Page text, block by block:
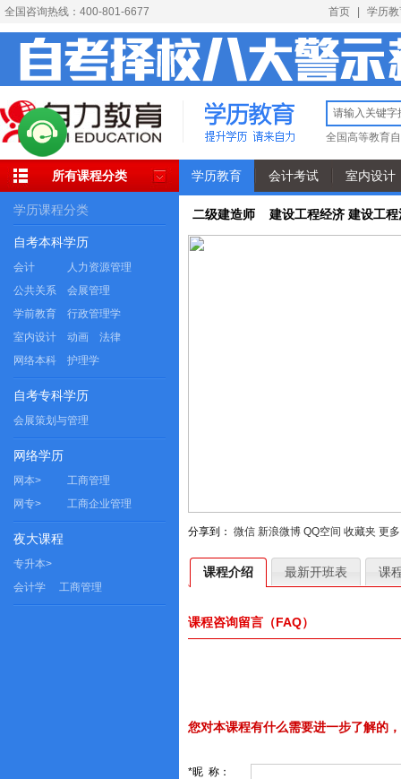
全国咨询热线：400-801-6677 首页 学历
全国高等教育
所有课程分类 学历教育 会计考试 室内设计
学历课程分类
自考本科学历
会计
人力资源管理
公共关系
会展管理
学前教育
行政管理学
室内设计
动画
法律
网络本科
护理学
自考专科学历
会展策划与管理
网络学历
网本>
工商管理
网专>
工商企业管理
夜大课程
专升本>
会计学
工商管理
二级建造师 建设工程经济 建设工程
分享到： 微信 新浪微博 QQ空间 收藏夹 更多
课程介绍 最新开班表 课
课程咨询留言（FAQ）
您对本课程有什么需要进一步了解的
*昵 称：